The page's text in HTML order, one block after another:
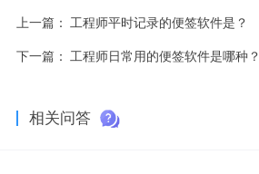
上一篇： 工程师平时记录的便签软件是？
下一篇： 工程师日常用的便签软件是哪种？
相关问答